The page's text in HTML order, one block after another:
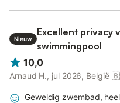
Nieuw
Excellent privacy
swimmingpool
10,0
Arnaud H., jul 2026, België
Geweldig zwembad,